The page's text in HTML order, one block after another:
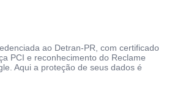
ao Detran-PR, com certificado
PCI e reconhecimento do Reclame
Aqui a proteção de seus dados é